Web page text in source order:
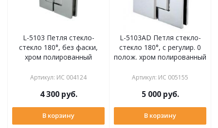
L-5103 Петля стекло-
стекло 180°, без фаски,
хром полированный
Артикул: ИС 004124
4 300руб.
В корзину
L-5103AD Петля стекло-
стекло 180°, с регулир. 0
полож. хром полированный
Артикул: ИС 005155
5 000руб.
В корзину